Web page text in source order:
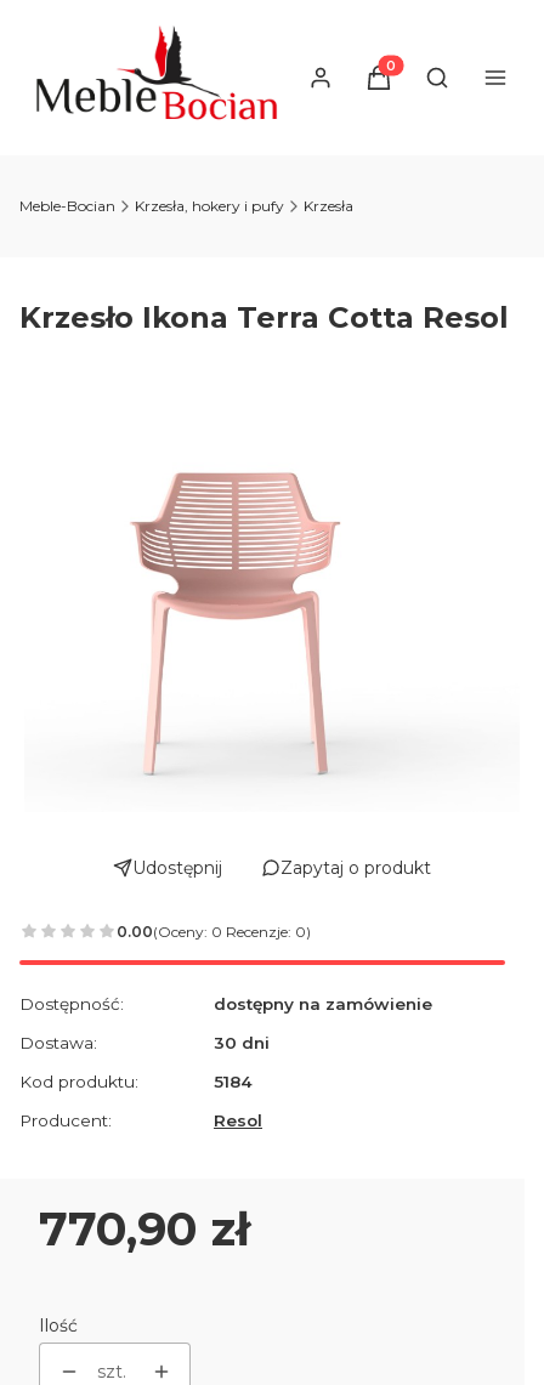
Produkty w
Otwórz
Meble-Bocian Krzesła, hokery i pufy Krzesła
Krzesło Ikona Terra Cotta Resol
Udostępnij Zapytaj o produkt
0.00(Oceny: 0 Recenzje: 0)
Dostępność:
dostępny na zamówienie
Dostawa:
30 dni
Kod produktu:
5184
Producent:
Resol
Cena
770,90 zł
Ilość
szt.